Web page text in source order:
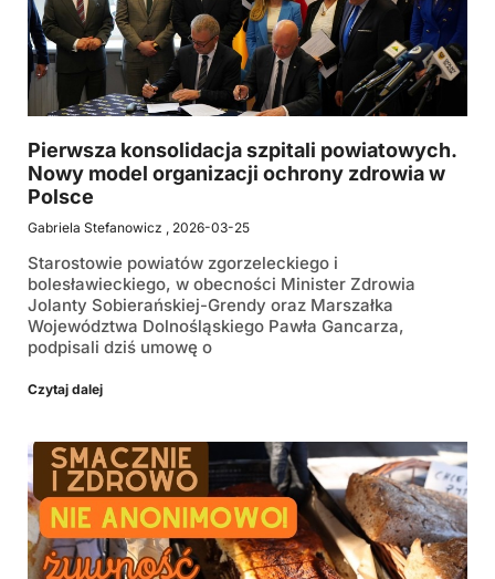
Pierwsza konsolidacja szpitali powiatowych.
Nowy model organizacji ochrony zdrowia w
Polsce
Gabriela Stefanowicz 2026-03-25
Starostowie powiatów zgorzeleckiego i
bolesławieckiego, w obecności Minister Zdrowia
Jolanty Sobierańskiej-Grendy oraz Marszałka
Województwa Dolnośląskiego Pawła Gancarza,
podpisali dziś umowę o
Czytaj dalej